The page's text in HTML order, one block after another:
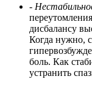
-
дисбалансу
Когда нужно,
боль. Как
устранить